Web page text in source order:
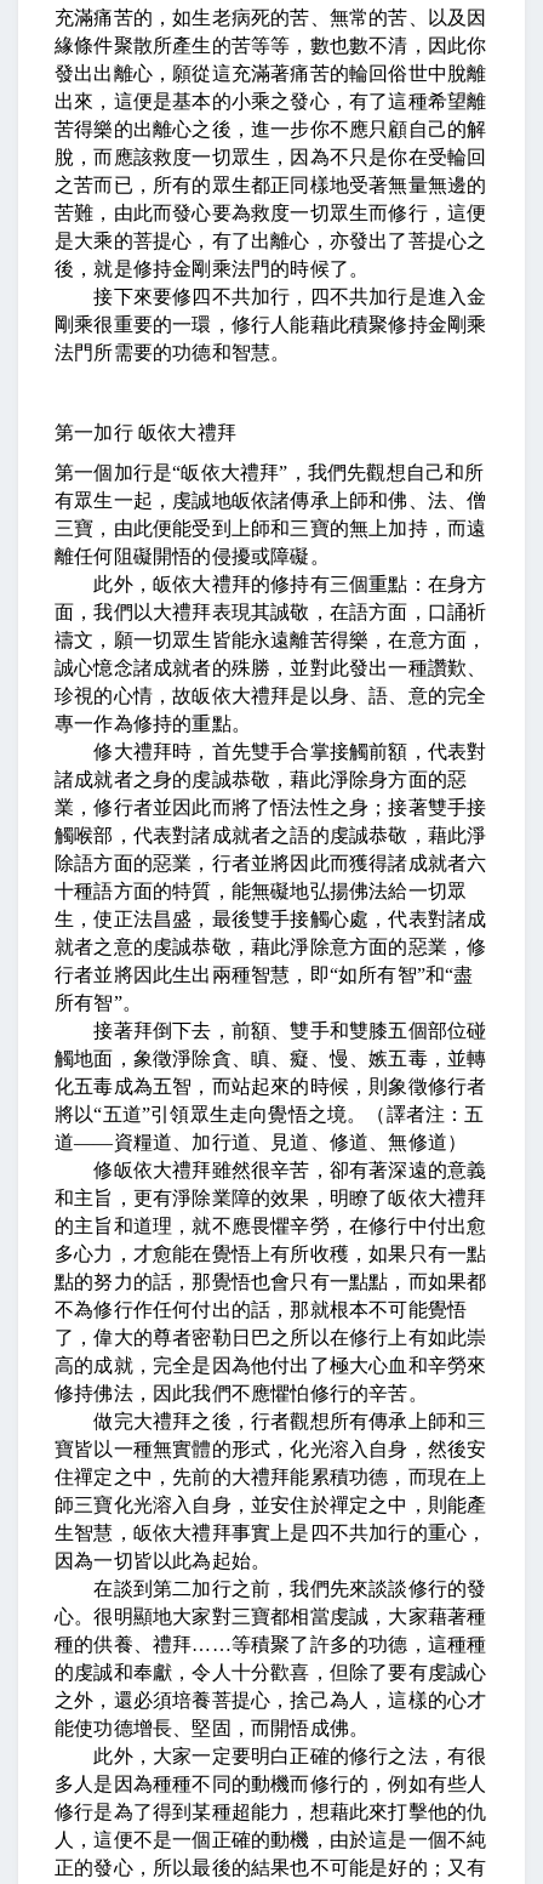
充滿痛苦的，如生老病死的苦、無常的苦、以及因
緣條件聚散所產生的苦等等，數也數不清，因此你
發出出離心，願從這充滿著痛苦的輪回俗世中脫離
出來，這便是基本的小乘之發心，有了這種希望離
苦得樂的出離心之後，進一步你不應只顧自己的解
脫，而應該救度一切眾生，因為不只是你在受輪回
之苦而已，所有的眾生都正同樣地受著無量無邊的
苦難，由此而發心要為救度一切眾生而修行，這便
是大乘的菩提心，有了出離心，亦發出了菩提心之
後，就是修持金剛乘法門的時候了。
接下來要修四不共加行，四不共加行是進入金
剛乘很重要的一環，修行人能藉此積聚修持金剛乘
法門所需要的功德和智慧。
第一加行 皈依大禮拜
第一個加行是“皈依大禮拜” ，我們先觀想自己和所
有眾生一起，虔誠地皈依諸傳承上師和佛、法、僧
三寶，由此便能受到上師和三寶的無上加持，而遠
離任何阻礙開悟的侵擾或障礙。
此外，皈依大禮拜的修持有三個重點：在身方
面，我們以大禮拜表現其誠敬，在語方面，口誦祈
禱文，願一切眾生皆能永遠離苦得樂，在意方面，
誠心憶念諸成就者的殊勝，並對此發出一種讚歎、
珍視的心情，故皈依大禮拜是以身、語、意的完全
專一作為修持的重點。
修大禮拜時，首先雙手合掌接觸前額，代表對
諸成就者之身的虔誠恭敬，藉此淨除身方面的惡
業，修行者並因此而將了悟法性之身；接著雙手接
觸喉部，代表對諸成就者之語的虔誠恭敬，藉此淨
除語方面的惡業，行者並將因此而獲得諸成就者六
十種語方面的特質，能無礙地弘揚佛法給一切眾
生，使正法昌盛，最後雙手接觸心處，代表對諸成
就者之意的虔誠恭敬，藉此淨除意方面的惡業，修
行者並將因此生出兩種智慧，即“如所有智”和“盡
所有智”。
接著拜倒下去，前額、雙手和雙膝五個部位碰
觸地面，象徵淨除貪、瞋、癡、慢、嫉五毒，並轉
化五毒成為五智，而站起來的時候，則象徵修行者
將以“五道”引領眾生走向覺悟之境。（譯者注：五
道――資糧道、加行道、見道、修道、無修道）
修皈依大禮拜雖然很辛苦，卻有著深遠的意義
和主旨，更有淨除業障的效果，明瞭了皈依大禮拜
的主旨和道理，就不應畏懼辛勞，在修行中付出愈
多心力，才愈能在覺悟上有所收穫，如果只有一點
點的努力的話，那覺悟也會只有一點點，而如果都
不為修行作任何付出的話，那就根本不可能覺悟
了，偉大的尊者密勒日巴之所以在修行上有如此崇
高的成就，完全是因為他付出了極大心血和辛勞來
修持佛法，因此我們不應懼怕修行的辛苦。
做完大禮拜之後，行者觀想所有傳承上師和三
寶皆以一種無實體的形式，化光溶入自身，然後安
住禪定之中，先前的大禮拜能累積功德，而現在上
師三寶化光溶入自身，並安住於禪定之中，則能產
生智慧，皈依大禮拜事實上是四不共加行的重心，
因為一切皆以此為起始。
在談到第二加行之前，我們先來談談修行的發
心。很明顯地大家對三寶都相當虔誠，大家藉著種
種的供養、禮拜……等積聚了許多的功德，這種種
的虔誠和奉獻，令人十分歡喜，但除了要有虔誠心
之外，還必須培養菩提心，捨己為人，這樣的心才
能使功德增長、堅固，而開悟成佛。
此外，大家一定要明白正確的修行之法，有很
多人是因為種種不同的動機而修行的，例如有些人
修行是為了得到某種超能力，想藉此來打擊他的仇
人，這便不是一個正確的動機，由於這是一個不純
正的發心，所以最後的結果也不可能是好的；又有